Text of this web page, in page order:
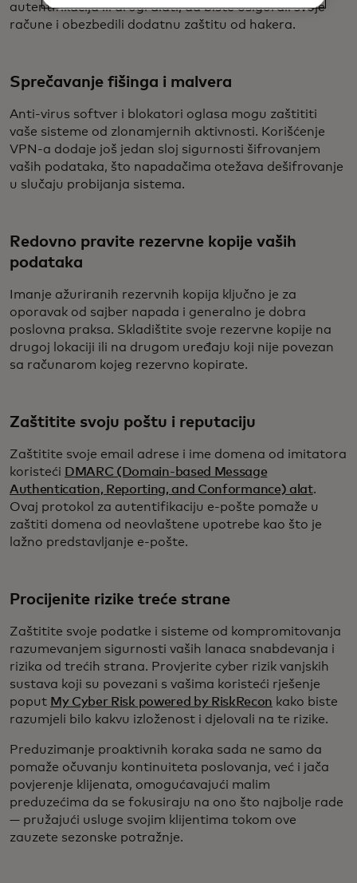
autentifikacija ili drugi alati, da biste osigurali svoje
račune i obezbedili dodatnu zaštitu od hakera.
Sprečavanje fišinga i malvera
Anti-virus softver i blokatori oglasa mogu zaštititi
vaše sisteme od zlonamjernih aktivnosti. Korišćenje
VPN-a dodaje još jedan sloj sigurnosti šifrovanjem
vaših podataka, što napadačima otežava dešifrovanje
u slučaju probijanja sistema.
Redovno pravite rezervne kopije vaših
podataka
Imanje ažuriranih rezervnih kopija ključno je za
oporavak od sajber napada i generalno je dobra
poslovna praksa. Skladištite svoje rezervne kopije na
drugoj lokaciji ili na drugom uređaju koji nije povezan
sa računarom kojeg rezervno kopirate.
Zaštitite svoju poštu i reputaciju
Zaštitite svoje email adrese i ime domena od imitatora
koristeći DMARC (Domain-based Message
Authentication, Reporting, and Conformance) alat.
Ovaj protokol za autentifikaciju e-pošte pomaže u
zaštiti domena od neovlaštene upotrebe kao što je
lažno predstavljanje e-pošte.
Procijenite rizike treće strane
Zaštitite svoje podatke i sisteme od kompromitovanja
razumevanjem sigurnosti vaših lanaca snabdevanja i
rizika od trećih strana. Provjerite cyber rizik vanjskih
sustava koji su povezani s vašima koristeći rješenje
poput My Cyber Risk powered by RiskRecon kako biste
razumjeli bilo kakvu izloženost i djelovali na te rizike.
Preduzimanje proaktivnih koraka sada ne samo da
pomaže očuvanju kontinuiteta poslovanja, već i jača
povjerenje klijenata, omogućavajući malim
preduzećima da se fokusiraju na ono što najbolje rade
— pružajući usluge svojim klijentima tokom ove
zauzete sezonske potražnje.